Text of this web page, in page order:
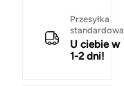
Przesyłka
standardowa
U ciebie w
1-2 dni!